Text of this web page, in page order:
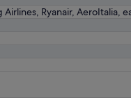
Ryanair, AeroItalia,